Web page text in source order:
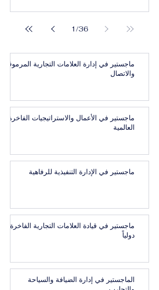
1 /36
ماجستير في إدارة العلامات التجارية المرموقة
والاتصال
ماجستير في الأعمال والاستراتيجيات الفاخرة
العالمية
ماجستير في الإدارة التنفيذية للرفاهية
ماجستير في قيادة العلامات التجارية الفاخرة
دولياً
الماجستير في إدارة الضيافة والسياحة